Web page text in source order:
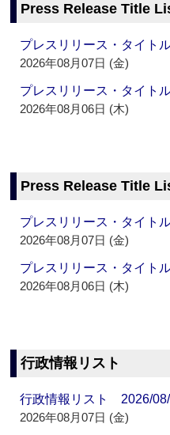
Press Release Title
プレスリリース・タイト
2026年08月07日 (金)
プレスリリース・タイト
2026年08月06日 (木)
Press Release Title
プレスリリース・タイト
2026年08月07日 (金)
プレスリリース・タイト
2026年08月06日 (木)
行政情報リスト
行政情報リスト 2026/
2026年08月07日 (金)